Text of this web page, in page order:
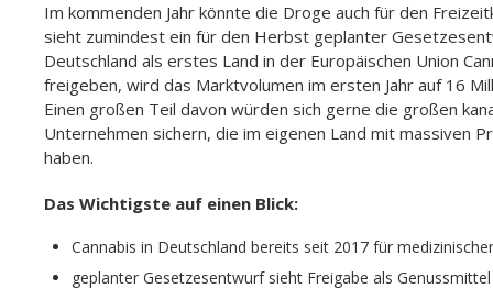
Im kommenden Jahr könnte die Droge auch für den
sieht zumindest ein für den Herbst geplanter
Deutschland als erstes Land in der Europäischen Union
freigeben, wird das Marktvolumen im ersten Jahr auf 16
Einen großen Teil davon würden sich gerne die großen
Unternehmen sichern, die im eigenen Land mit massiven
haben.
Das Wichtigste auf einen Blick:
Cannabis in Deutschland bereits seit 2017 für
geplanter Gesetzesentwurf sieht Freigabe als